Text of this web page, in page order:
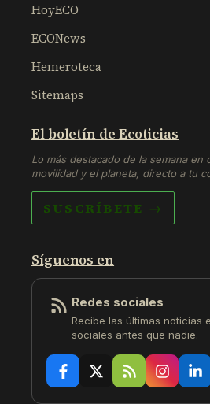
HoyECO
ECONews
Hemeroteca
Sitemaps
El boletín de Ecoticias
Lo más destacado de la semana en
movilidad y el planeta, directo a tu
SUSCRÍBETE →
Síguenos en
Redes sociales
Recibe las últimas noticias
sociales antes que nadie.